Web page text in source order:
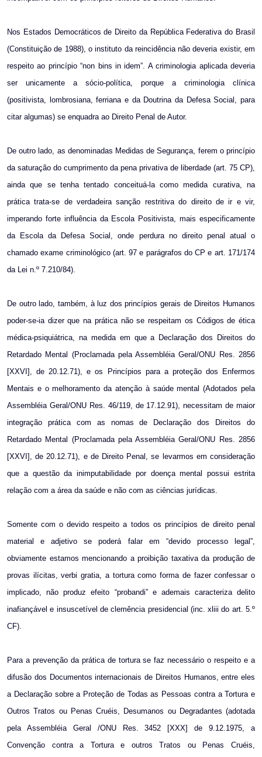
Nos Estados Democráticos de Direito da República Federativa do Brasil
(Constituição de 1988), o instituto da reincidência não deveria existir, em
respeito ao princípio “non bins in idem”. A criminologia aplicada deveria
ser unicamente a sócio-política, porque a criminologia clínica
(positivista, lombrosiana, ferriana e da Doutrina da Defesa Social, para
citar algumas) se enquadra ao Direito Penal de Autor.
De outro lado, as denominadas Medidas de Segurança, ferem o princípio
da saturação do cumprimento da pena privativa de liberdade (art. 75 CP),
ainda que se tenha tentado conceituá-la como medida curativa, na
prática trata-se de verdadeira sanção restritiva do direito de ir e vir,
imperando forte influência da Escola Positivista, mais especificamente
da Escola da Defesa Social, onde perdura no direito penal atual o
chamado exame criminológico (art. 97 e parágrafos do CP e art. 171/174
da Lei n.º 7.210/84).
De outro lado, também, à luz dos princípios gerais de Direitos Humanos
poder-se-ia dizer que na prática não se respeitam os Códigos de ética
médica-psiquiátrica, na medida em que a Declaração dos Direitos do
Retardado Mental (Proclamada pela Assembléia Geral/ONU Res. 2856
[XXVI], de 20.12.71), e os Princípios para a proteção dos Enfermos
Mentais e o melhoramento da atenção à saúde mental (Adotados pela
Assembléia Geral/ONU Res. 46/119, de 17.12.91), necessitam de maior
integração prática com as nomas de Declaração dos Direitos do
Retardado Mental (Proclamada pela Assembléia Geral/ONU Res. 2856
[XXVI], de 20.12.71), e de Direito Penal, se levarmos em consideração
que a questão da inimputabilidade por doença mental possui estrita
relação com a área da saúde e não com as ciências jurídicas.
Somente com o devido respeito a todos os princípios de direito penal
material e adjetivo se poderá falar em “devido processo legal”,
obviamente estamos mencionando a proibição taxativa da produção de
provas ilícitas, verbi gratia, a tortura como forma de fazer confessar o
implicado, não produz efeito “probandi” e ademais caracteriza delito
inafiançável e insuscetível de clemência presidencial (inc. xliii do art. 5.º
CF).
Para a prevenção da prática de tortura se faz necessário o respeito e a
difusão dos Documentos internacionais de Direitos Humanos, entre eles
a Declaração sobre a Proteção de Todas as Pessoas contra a Tortura e
Outros Tratos ou Penas Cruéis, Desumanos ou Degradantes (adotada
pela Assembléia Geral /ONU Res. 3452 [XXX] de 9.12.1975, a
Convenção contra a Tortura e outros Tratos ou Penas Cruéis,